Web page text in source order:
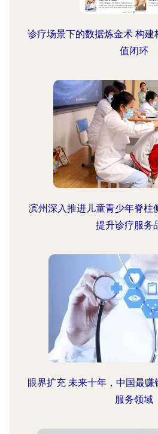
诊疗场景下的数据炼金术 构建
值闭环
滨州深入推进儿童青少年脊柱
提升诊疗服务
眼界扩充 未来十年，中国最
服务领域